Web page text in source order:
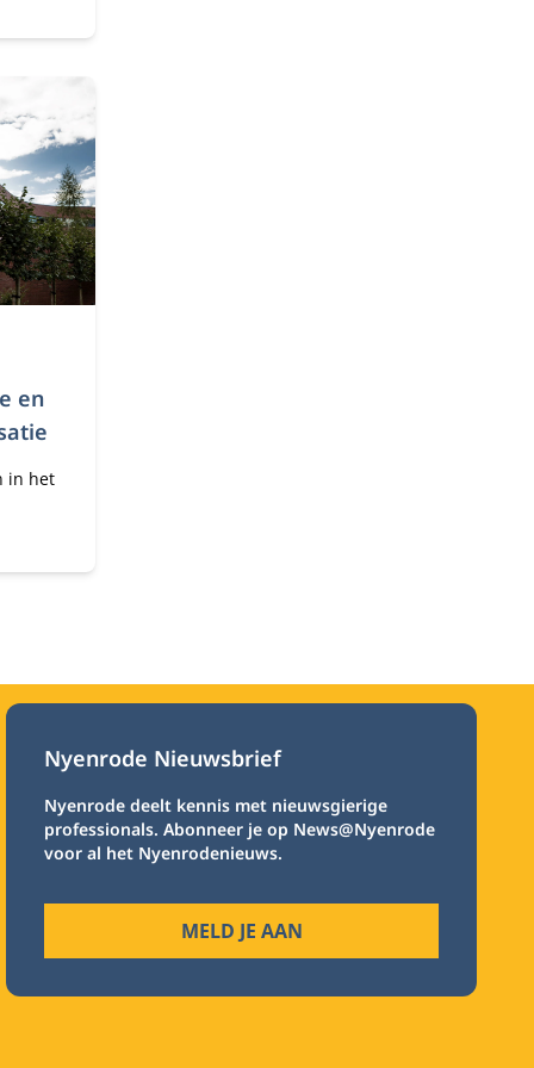
en
in het
Nyenrode Nieuwsbrief
Nyenrode deelt kennis met nieuwsgierige
professionals. Abonneer je op News@Nyenrode
voor al het Nyenrodenieuws.
MELD JE AAN